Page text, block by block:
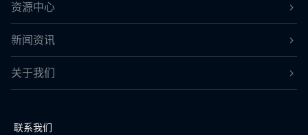
资源中心
新闻资讯
关于我们
联系我们